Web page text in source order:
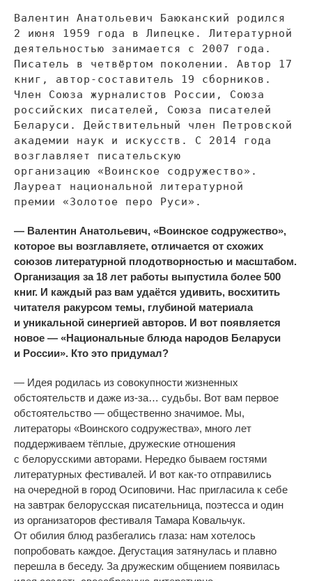
Валентин Анатольевич Баюканский родился
2 июня 1959 года в
Липецке. Литературной
деятельностью занимается с
2007 года.
Писатель в
четвёртом поколении. Автор 17
книг, автор-составитель
19 сборников.
Член Союза журналистов России, Союза
российских писателей, Союза писателей
Беларуси. Действительный член Петровской
академии наук и
искусств. С
2014 года
возглавляет писательскую
организацию «Воинское содружество» .
Лауреат национальной литературной
премии «Золотое перо Руси» .
— Валентин Анатольевич, «Воинское содружество»,
которое вы возглавляете, отличается от схожих
союзов литературной плодотворностью и масштабом.
Организация за 18 лет работы выпустила более 500
книг. И каждый раз вам удаётся удивить, восхитить
читателя ракурсом темы, глубиной материала
и уникальной синергией авторов. И вот появляется
новое — «Национальные блюда народов Беларуси
и России». Кто это придумал?
— Идея родилась из совокупности жизненных
обстоятельств и даже из-за… судьбы. Вот вам первое
обстоятельство — общественно значимое. Мы,
литераторы «Воинского содружества», много лет
поддерживаем тёплые, дружеские отношения
с белорусскими авторами. Нередко бываем гостями
литературных фестивалей. И вот как-то отправились
на очередной в город Осиповичи. Нас пригласила к себе
на завтрак белорусская писательница, поэтесса и один
из организаторов фестиваля Тамара Ковальчук.
От обилия блюд разбегались глаза: нам хотелось
попробовать каждое. Дегустация затянулась и плавно
перешла в беседу. За дружеским общением появилась